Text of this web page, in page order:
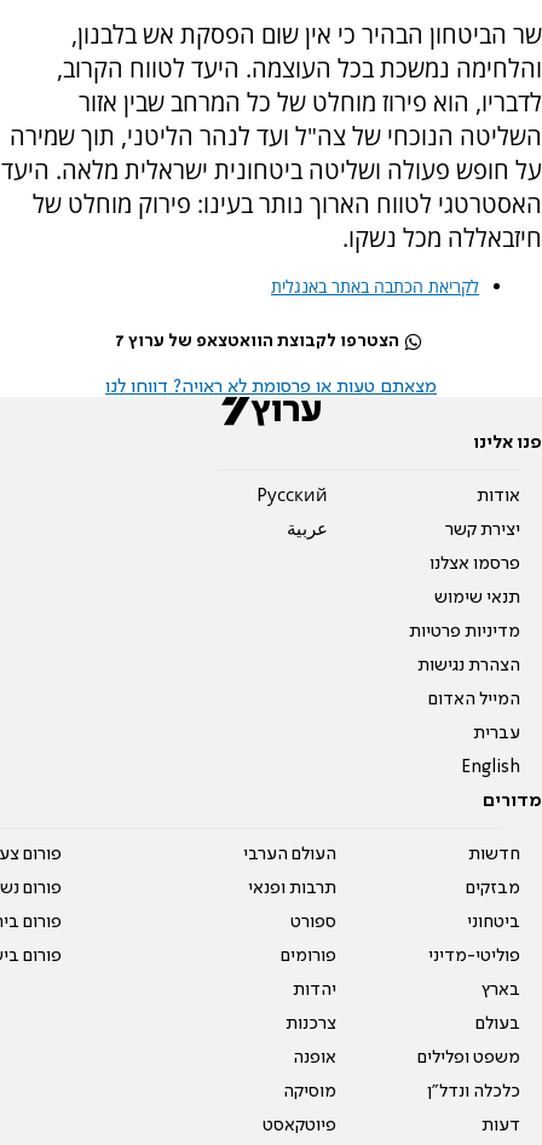
שר הביטחון הבהיר כי אין שום הפסקת אש בלבנון,
והלחימה נמשכת בכל העוצמה. היעד לטווח הקרוב,
לדבריו, הוא פירוז מוחלט של כל המרחב שבין אזור
השליטה הנוכחי של צה"ל ועד לנהר הליטני, תוך שמירה
על חופש פעולה ושליטה ביטחונית ישראלית מלאה. היעד
האסטרטגי לטווח הארוך נותר בעינו: פירוק מוחלט של
חיזבאללה מכל נשקו.
לקריאת הכתבה באתר באנגלית
הצטרפו לקבוצת הוואטצאפ של ערוץ 7
מצאתם טעות או פרסומת לא ראויה? דווחו לנו
פנו אלינו
אודות
יצירת קשר
פרסמו אצלנו
תנאי שימוש
מדיניות פרטיות
הצהרת נגישות
המייל האדום
עברית
English
Pусский
عربية
מדורים
חדשות
מבזקים
ביטחוני
פוליטי-מדיני
בארץ
בעולם
משפט ופלילים
כלכלה ונדל"ן
דעות
העולם הערבי
תרבות ופנאי
ספורט
פורומים
יהדות
צרכנות
אופנה
מוסיקה
פיוטקאסט
פורום
פורום
פורום
פורום